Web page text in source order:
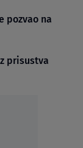
pozvao na
prisustva